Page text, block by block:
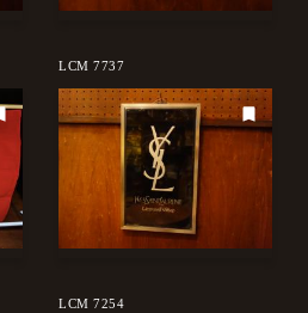
LCM 7737
LCM 7254